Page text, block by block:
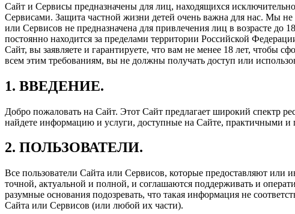
Сайт и Сервисы предназначены для лиц, находящихся
Сервисами. Защита частной жизни детей очень важна для нас. Мы
или Сервисов не предназначена для привлечения лиц в возрасте до
постоянно находится за пределами территории Российской
Сайт, вы заявляете и гарантируете, что вам не менее 18 лет, чтобы
всем этим требованиям, вы не должны получать доступ или
1. ВВЕДЕНИЕ.
Добро пожаловать на Сайт. Этот Сайт предлагает широкий спектр
найдете информацию и услуги, доступные на Сайте, практичными и
2. ПОЛЬЗОВАТЕЛИ.
Все пользователи Сайта или Сервисов, которые предоставляют
точной, актуальной и полной, и соглашаются поддерживать и
разумные основания подозревать, что такая информация не
Сайта или Сервисов (или любой их части).